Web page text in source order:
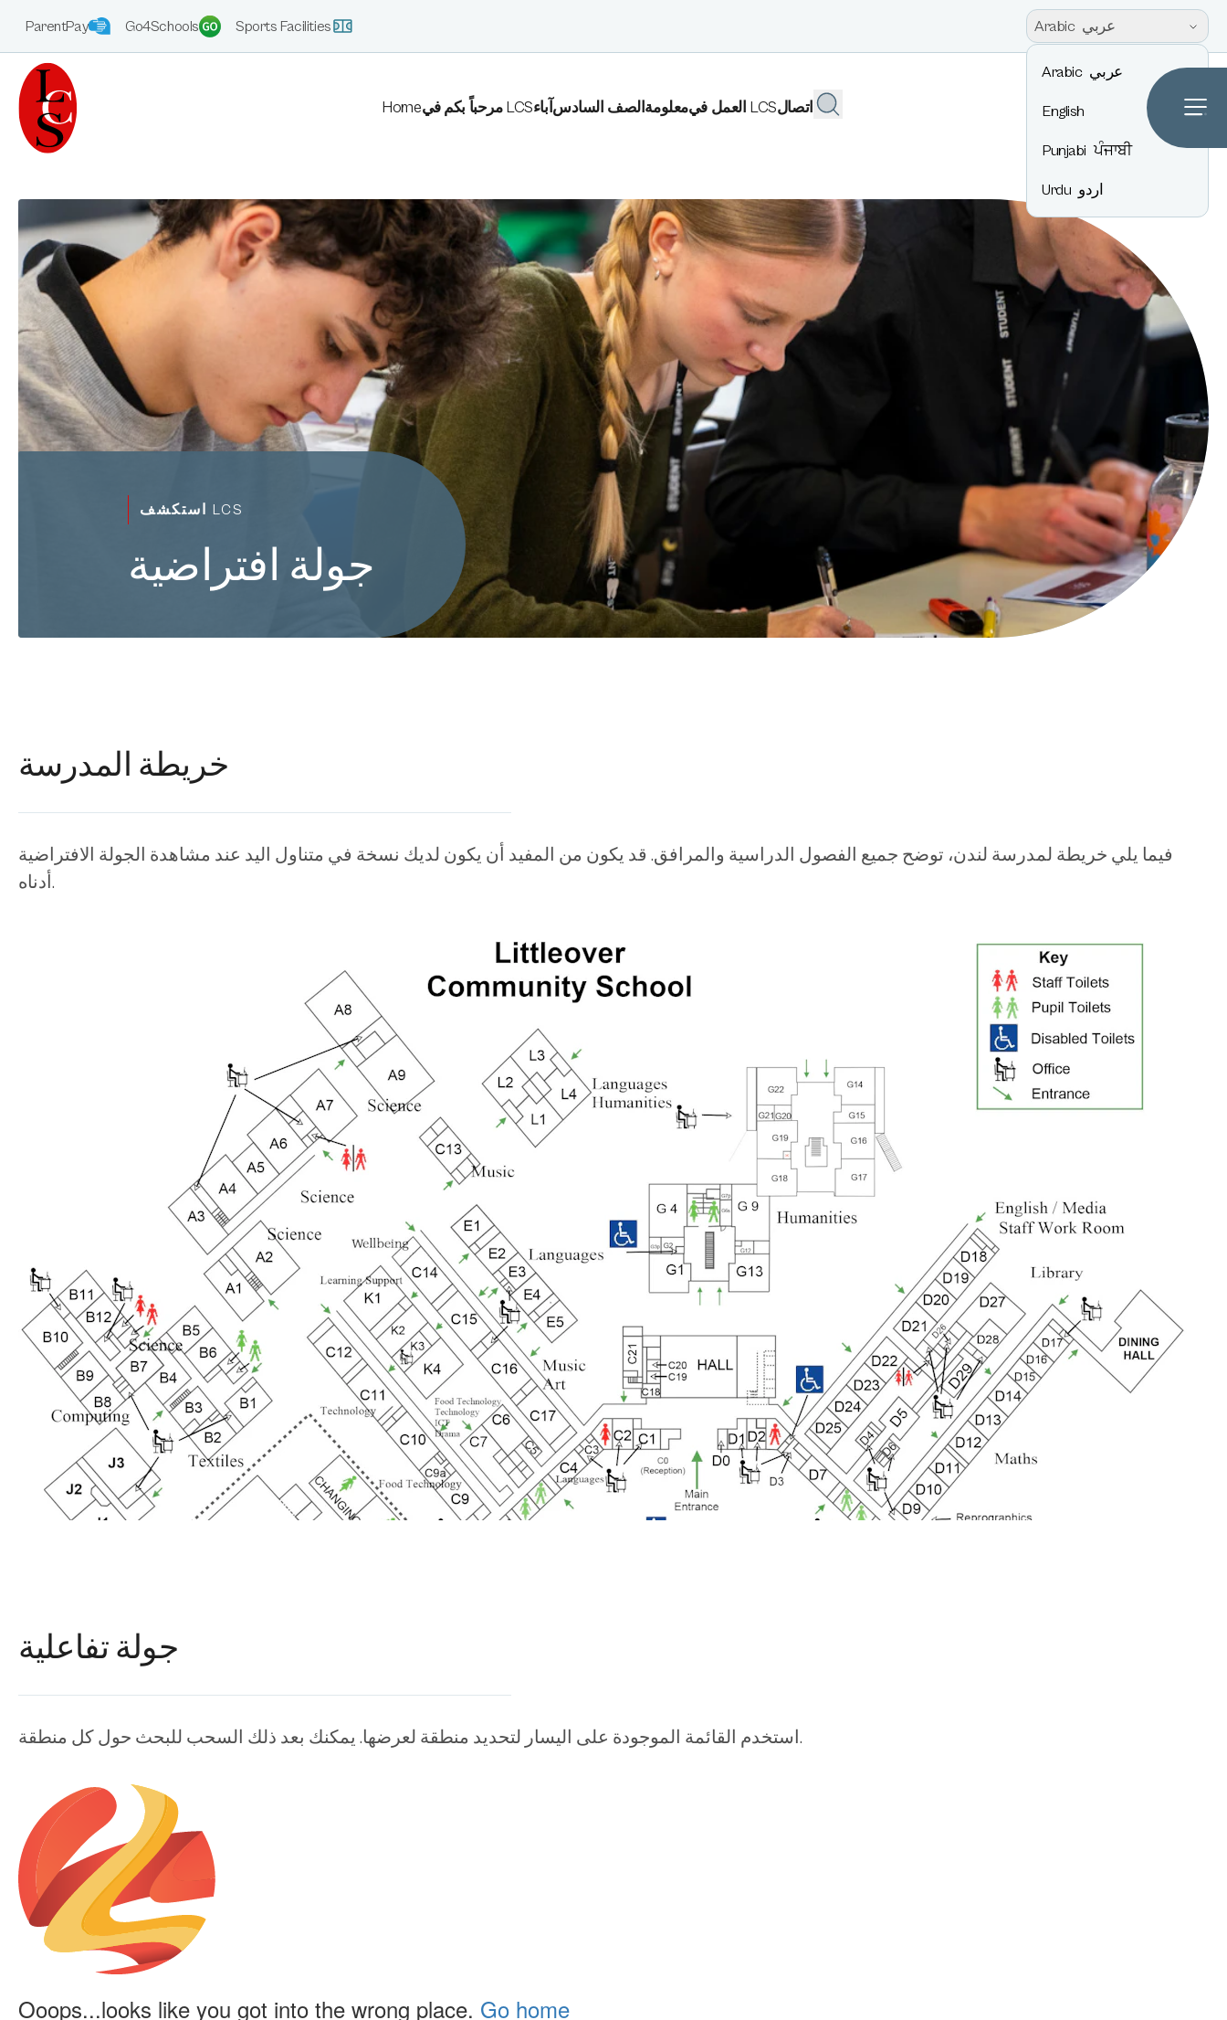
ParentPay Go4Schools Sports Facilities Arabic عربي
Arabic عربي
English
Punjabi ਪੰਜਾਬੀ
Urdu اردو
Home مرحباً بكم في LCSآباء الصف السادس معلومة العمل في LCSاتصال
استكشف LCS
جولة افتراضية
خريطة المدرسة
فيما يلي خريطة لمدرسة لندن، توضح جميع الفصول الدراسية والمرافق. قد يكون من المفيد أن يكون لديك نسخة في متناول اليد عند مشاهدة الجولة الافتراضية
أدناه.
جولة تفاعلية
استخدم القائمة الموجودة على اليسار لتحديد منطقة لعرضها. يمكنك بعد ذلك السحب للبحث حول كل منطقة.